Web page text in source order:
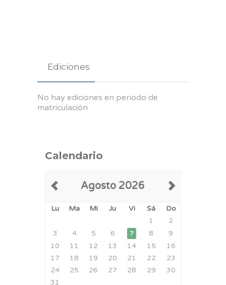
Ediciones
No hay ediciones en periodo de
matriculación
Calendario
Agosto 2026
Lu Ma Mi Ju Vi Sá
Do
1
2
3
4 5 6 7 8
9
10
11 12 13 14 15
16
17
18 19 20 21 22
23
24
25 26 27 28 29
30
31